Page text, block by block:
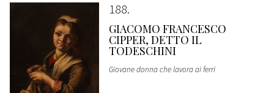
188
GIACOMO FRANCESCO
CIPPER, DETTO IL
TODESCHINI
Giovane donna che lavora ai ferri